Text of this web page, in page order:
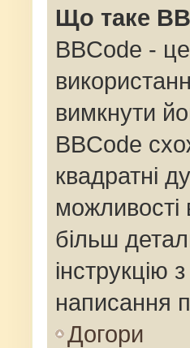
Що таке
BBCode -
вимкнути
BBCode
квадратні
більш
інструкцію
написання
Догори